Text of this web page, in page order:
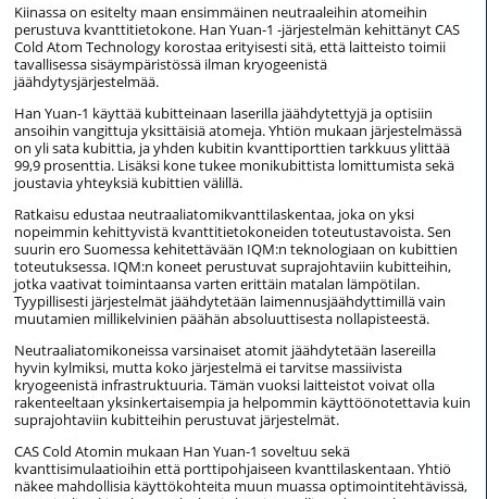
Kiinassa on esitelty maan ensimmäinen neutraaleihin atomeihin
perustuva kvanttitietokone. Han Yuan-1 -järjestelmän kehittänyt CAS
Cold Atom Technology korostaa erityisesti sitä, että laitteisto toimii
tavallisessa sisäympäristössä ilman kryogeenistä
jäähdytysjärjestelmää.
Han Yuan-1 käyttää kubitteinaan laserilla jäähdytettyjä ja optisiin
ansoihin vangittuja yksittäisiä atomeja. Yhtiön mukaan järjestelmässä
on yli sata kubittia, ja yhden kubitin kvanttiporttien tarkkuus ylittää
99,9 prosenttia. Lisäksi kone tukee monikubittista lomittumista sekä
joustavia yhteyksiä kubittien välillä.
Ratkaisu edustaa neutraaliatomikvanttilaskentaa, joka on yksi
nopeimmin kehittyvistä kvanttitietokoneiden toteutustavoista. Sen
suurin ero Suomessa kehitettävään IQM:n teknologiaan on kubittien
toteutuksessa. IQM:n koneet perustuvat suprajohtaviin kubitteihin,
jotka vaativat toimintaansa varten erittäin matalan lämpötilan.
Tyypillisesti järjestelmät jäähdytetään laimennusjäähdyttimillä vain
muutamien millikelvinien päähän absoluuttisesta nollapisteestä.
Neutraaliatomikoneissa varsinaiset atomit jäähdytetään lasereilla
hyvin kylmiksi, mutta koko järjestelmä ei tarvitse massiivista
kryogeenistä infrastruktuuria. Tämän vuoksi laitteistot voivat olla
rakenteeltaan yksinkertaisempia ja helpommin käyttöönotettavia kuin
suprajohtaviin kubitteihin perustuvat järjestelmät.
CAS Cold Atomin mukaan Han Yuan-1 soveltuu sekä
kvanttisimulaatioihin että porttipohjaiseen kvanttilaskentaan. Yhtiö
näkee mahdollisia käyttökohteita muun muassa optimointitehtävissä,